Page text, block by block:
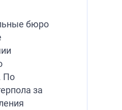
бюро
По
за